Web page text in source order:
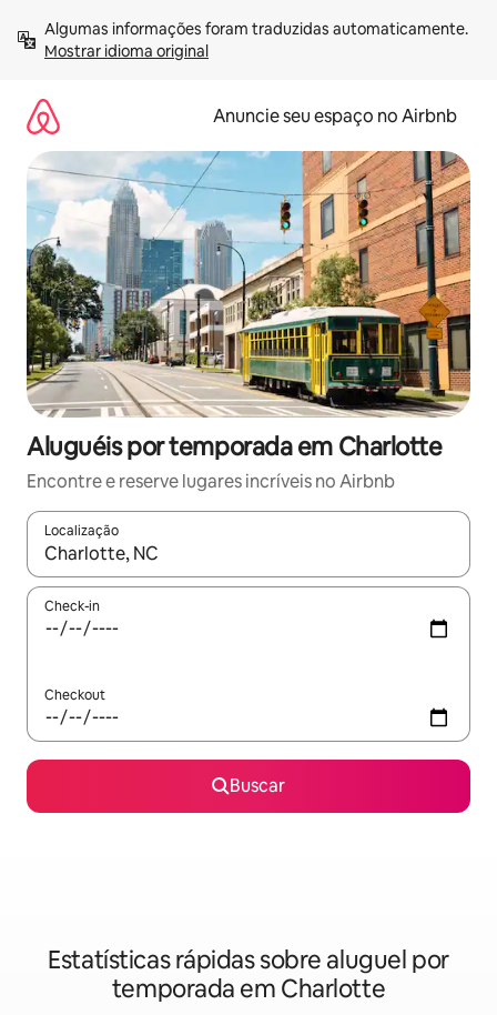
para
Mostrar idioma original
Anuncie seu espaço no Airbnb
Aluguéis por temporada em Charlotte
Encontre e reserve lugares incríveis no Airbnb
Localização
Quando os resultados estiverem disponíveis, explore-os
Check-in
Checkout
Buscar
Estatísticas rápidas sobre aluguel por
temporada em Charlotte